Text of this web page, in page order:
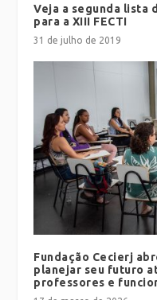
Veja a segunda lista
para a XIII FECTI
31 de julho de 2019
Fundação Cecierj
planejar seu futuro
professores e